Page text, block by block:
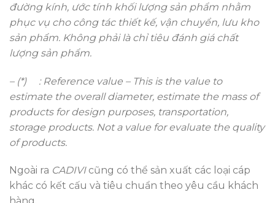
đường kính, ước tính khối lượng sản phẩm nhằm
phục vụ cho công tác thiết kế, vận chuyển, lưu kho
sản phẩm. Không phải là chỉ tiêu đánh giá chất
lượng sản phẩm.
– (*) :Reference value – This is the value to
estimate the overall diameter, estimate the mass of
products for design purposes, transportation,
storage products. Not a value for evaluate the quality
of products.
Ngoài ra CADIVIcũng có thể sản xuất các loại cáp
khác có kết cấu và tiêu chuẩn theo yêu cầu khách